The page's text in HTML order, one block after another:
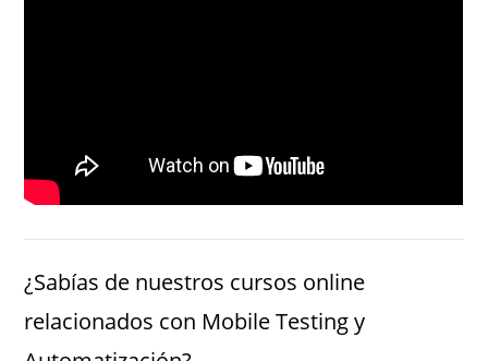
¿Sabías de nuestros cursos online
relacionados con Mobile Testing y